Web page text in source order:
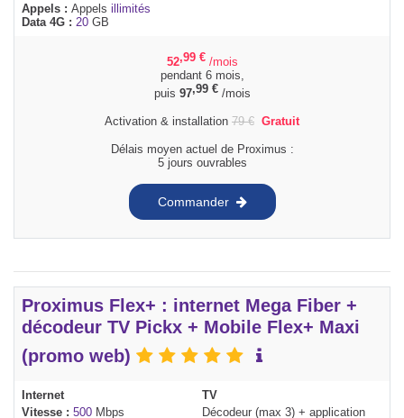
Appels : Appels illimités
Data 4G : 20 GB
52,99 € /mois
pendant 6 mois,
puis 97,99 €/mois
Activation & installation 79€ Gratuit
Délais moyen actuel de Proximus :
5 jours ouvrables
Commander
Proximus Flex+ : internet Mega Fiber +
décodeur TV Pickx + Mobile Flex+ Maxi
(promo web)
Internet
Vitesse : 500 Mbps
TV
Décodeur (max 3) + application